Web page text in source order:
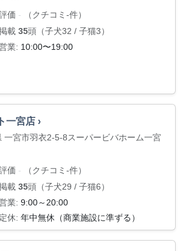
価 -
（クチコミ-件）
載 35頭（子犬32 / 子猫3）
業: 10:00〜19:00
一宮店 ›
一宮市羽衣2-5-8スーパービバホーム一宮
価 -
（クチコミ-件）
載 35頭（子犬29 / 子猫6）
業: 9:00～20:00
定休: 年中無休（商業施設に準ずる）